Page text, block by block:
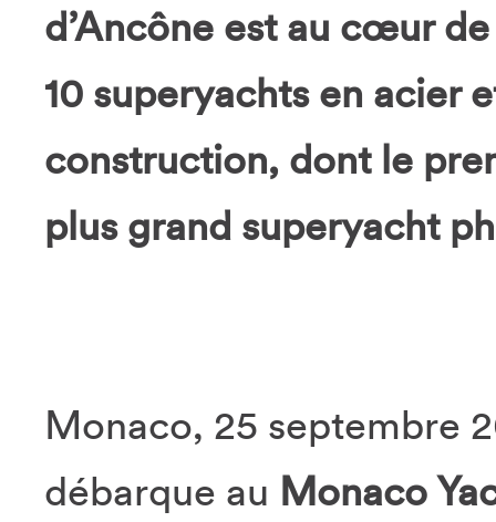
d’Ancône est au cœur
10 superyachts en acier
construction, dont le
plus grand superyacht
Monaco, 25 septembre
débarque au Monaco